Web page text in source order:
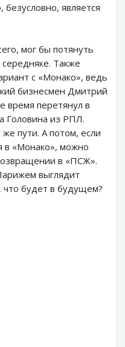
является
мог бы потянуть
Также
с «Монако», ведь
бизнесмен Дмитрий
время перетянул в
Головина из РПЛ.
пути. А потом, если
в «Монако», можно
в «ПСЖ».
выглядит
что будет в будущем?